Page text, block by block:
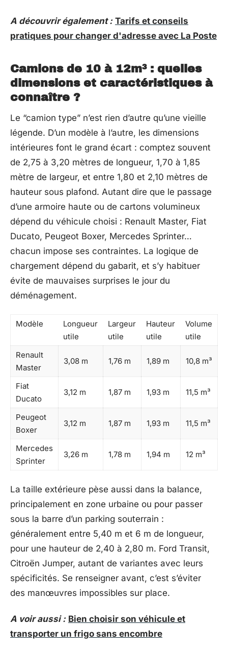
A découvrir également : Tarifs et conseils
pratiques pour changer d'adresse avec La Poste
Camions de 10 à 12m³ : quelles
dimensions et caractéristiques à
connaître ?
Le “camion type” n’est rien d’autre qu’une vieille
légende. D’un modèle à l’autre, les dimensions
intérieures font le grand écart : comptez souvent
de 2,75 à 3,20 mètres de longueur, 1,70 à 1,85
mètre de largeur, et entre 1,80 et 2,10 mètres de
hauteur sous plafond. Autant dire que le passage
d’une armoire haute ou de cartons volumineux
dépend du véhicule choisi : Renault Master, Fiat
Ducato, Peugeot Boxer, Mercedes Sprinter…
chacun impose ses contraintes. La logique de
chargement dépend du gabarit, et s’y habituer
évite de mauvaises surprises le jour du
déménagement.
Modèle
Longueur
utile
Largeur
utile
Hauteur
utile
Volume
utile
Renault
Master
3,08 m 1,76 m 1,89 m 10,8 m³
Fiat
Ducato
3,12 m 1,87 m 1,93 m 11,5 m³
Peugeot
Boxer
3,12 m 1,87 m 1,93 m 11,5 m³
Mercedes
Sprinter
3,26 m 1,78 m 1,94 m 12 m³
La taille extérieure pèse aussi dans la balance,
principalement en zone urbaine ou pour passer
sous la barre d’un parking souterrain :
généralement entre 5,40 m et 6 m de longueur,
pour une hauteur de 2,40 à 2,80 m. Ford Transit,
Citroën Jumper, autant de variantes avec leurs
spécificités. Se renseigner avant, c’est s’éviter
des manœuvres impossibles sur place.
A voir aussi : Bien choisir son véhicule et
transporter un frigo sans encombre